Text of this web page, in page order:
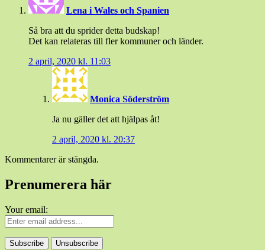
Lena i Wales och Spanien
Så bra att du sprider detta budskap!
Det kan relateras till fler kommuner och länder.
2 april, 2020 kl. 11:03
Monica Söderström
Ja nu gäller det att hjälpas åt!
2 april, 2020 kl. 20:37
Kommentarer är stängda.
Prenumerera här
Your email: